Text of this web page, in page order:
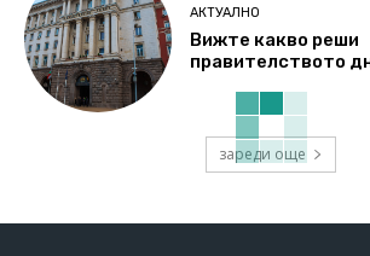
АКТУАЛНО
Вижте какво реши
правителството
зареди още